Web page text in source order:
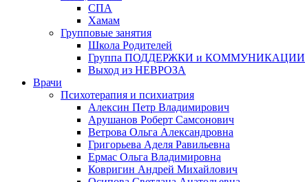
СПА
Хамам
Групповые занятия
Школа Родителей
Группа ПОДДЕРЖКИ и КОММУНИКАЦИИ
Выход из НЕВРОЗА
Врачи
Психотерапия и психиатрия
Алексин Петр Владимирович
Арушанов Роберт Самсонович
Ветрова Ольга Александровна
Григорьева Аделя Равильевна
Ермас Ольга Владимировна
Ковригин Андрей Михайлович